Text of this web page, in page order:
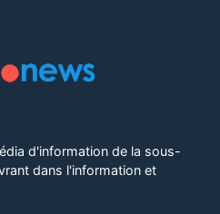
d'information de la sous-
dans l'information et